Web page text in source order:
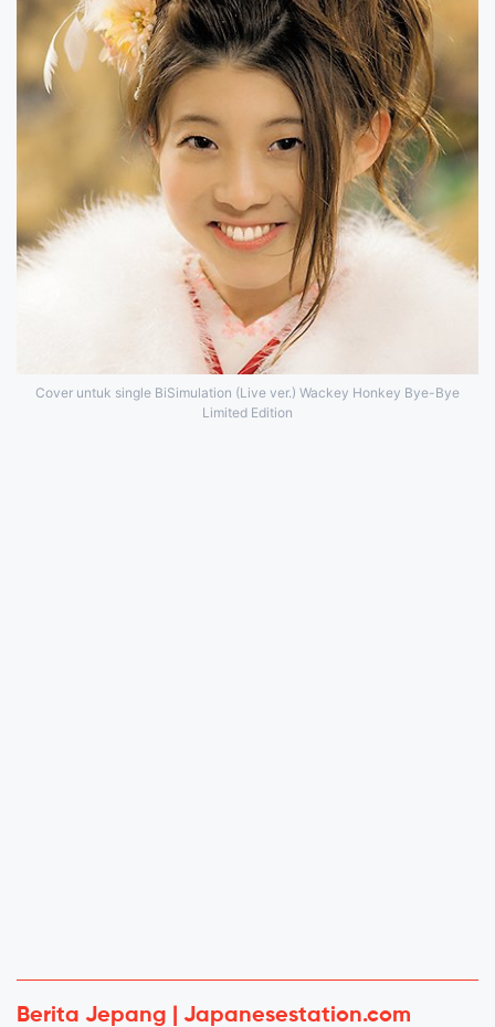
Cover untuk single BiSimulation (Live ver.) Wackey Honkey Bye-Bye
Limited Edition
Berita Jepang | Japanesestation.com